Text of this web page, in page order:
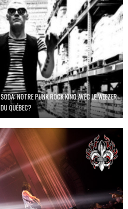
NOTRE PUNK ROCK KING AVEC LE WEEZER
DU QUÉBEC?